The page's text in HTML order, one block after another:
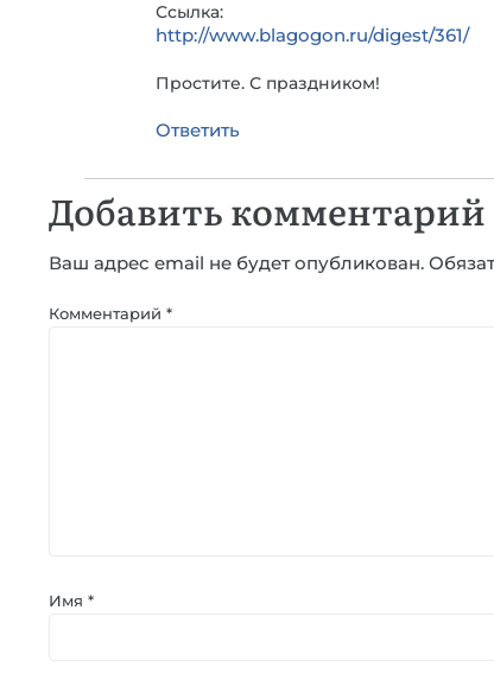
Ссылка:
http://www.blagogon.ru/digest/361/
Простите. С праздником!
Ответить
Добавить комментарий
Ваш адрес email не будет опубликован.
Комментарий *
Имя *